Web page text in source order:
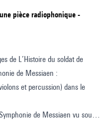
pièce radiophonique -
de L’Histoire du soldat de
de Messiaen :
et percussion) dans le
de Messiaen vu sous